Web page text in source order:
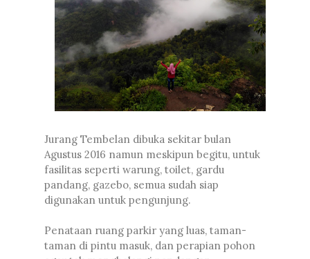
Jurang Tembelan dibuka sekitar bulan
Agustus 2016 namun meskipun begitu, untuk
fasilitas seperti warung, toilet, gardu
pandang, gazebo, semua sudah siap
digunakan untuk pengunjung.
Penataan ruang parkir yang luas, taman-
taman di pintu masuk, dan perapian pohon